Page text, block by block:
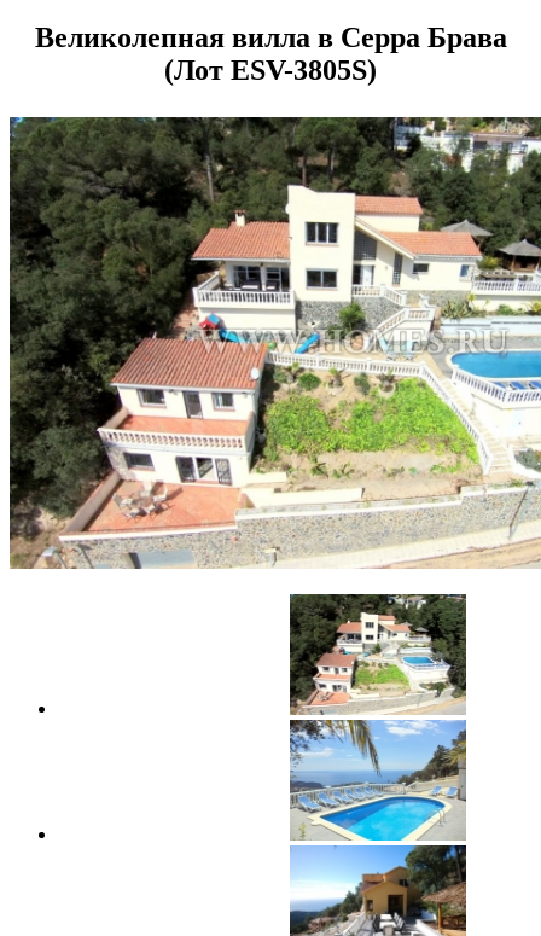
Великолепная вилла в Серра Брава
(Лот ESV-3805S)